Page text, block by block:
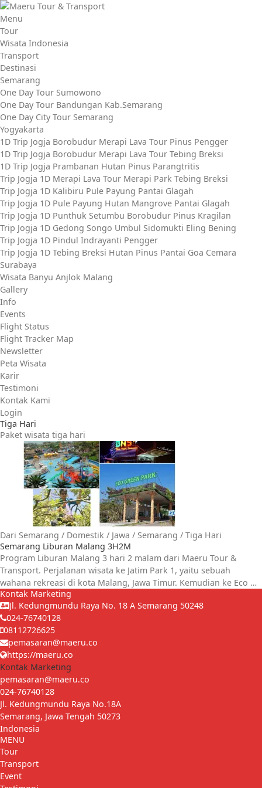
Lompat
ke
konten
Menu
Tour
Wisata Indonesia
Transport
Destinasi
Semarang
One Day Tour Sumowono
One Day Tour Bandungan Kab.Semarang
One Day City Tour Semarang
Yogyakarta
1D Trip Jogja Borobudur Merapi Lava Tour Pinus Pengger
1D Trip Jogja Borobudur Merapi Lava Tour Tebing Breksi
1D Trip Jogja Prambanan Hutan Pinus Parangtritis
Trip Jogja 1D Merapi Lava Tour Merapi Park Tebing Breksi
Trip Jogja 1D Kalibiru Pule Payung Pantai Glagah
Trip Jogja 1D Pule Payung Hutan Mangrove Pantai Glagah
Trip Jogja 1D Punthuk Setumbu Borobudur Pinus Kragilan
Trip Jogja 1D Gedong Songo Umbul Sidomukti Eling Bening
Trip Jogja 1D Pindul Indrayanti Pengger
Trip Jogja 1D Tebing Breksi Hutan Pinus Pantai Goa Cemara
Surabaya
Wisata Banyu Anjlok Malang
Gallery
Info
Events
Flight Status
Flight Tracker Map
Newsletter
Peta Wisata
Karir
Testimoni
Kontak Kami
Login
Tiga Hari
Paket wisata tiga hari
Dari Semarang / Domestik / Jawa / Semarang / Tiga Hari
Semarang Liburan Malang 3H2M
Program Liburan Malang 3 hari 2 malam dari Maeru Tour &
Transport. Perjalanan wisata ke Jatim Park 1, yaitu sebuah
wahana rekreasi di kota Malang, Jawa Timur. Kemudian ke Eco …
Kontak Marketing
Jl. Kedungmundu Raya No. 18 A Semarang 50248
024-76740128
08112726625
pemasaran@maeru.co
https://maeru.co
Kontak Marketing
pemasaran@maeru.co
024-76740128
Jl. Kedungmundu Raya No.18A
Semarang, Jawa Tengah 50273
Indonesia
MENU
Tour
Transport
Event